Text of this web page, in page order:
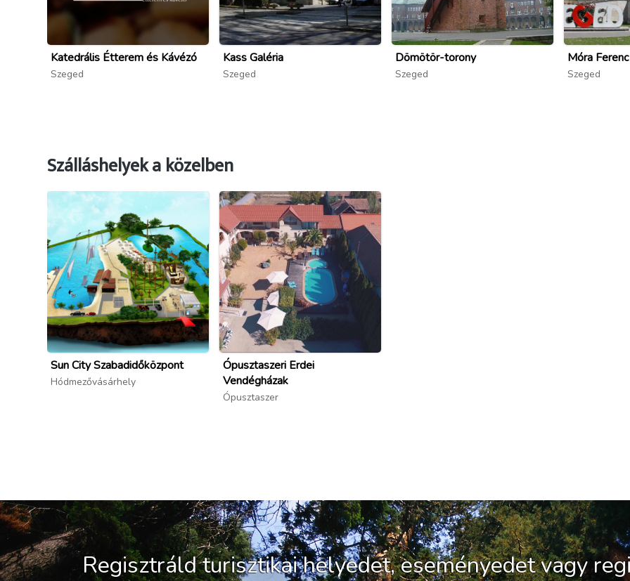
Katedrális Étterem és Kávézó
Szeged
Kass Galéria
Szeged
Dömötör-torony
Szeged
Móra
Szeged
Szálláshelyek a közelben
Sun City Szabadidőközpont
Hódmezővásárhely
Ópusztaszeri Erdei
Vendégházak
Ópusztaszer
Regisztráld turisztikai helyedet, eseményedet vagy